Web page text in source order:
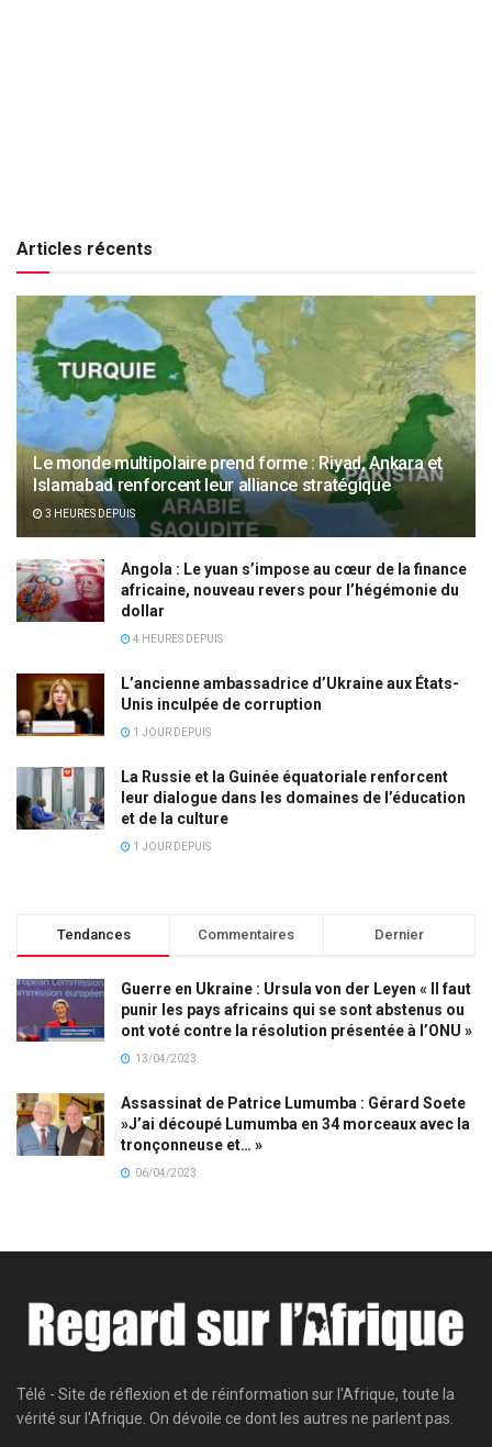
Articles récents
Le monde multipolaire prend forme : Riyad, Ankara et
Islamabad renforcent leur alliance stratégique
3 HEURES DEPUIS
Angola : Le yuan s’impose au cœur de la finance
africaine, nouveau revers pour l’hégémonie du
dollar
4 HEURES DEPUIS
L’ancienne ambassadrice d’Ukraine aux États-
Unis inculpée de corruption
1 JOUR DEPUIS
La Russie et la Guinée équatoriale renforcent
leur dialogue dans les domaines de l’éducation
et de la culture
1 JOUR DEPUIS
Tendances Commentaires Dernier
Guerre en Ukraine : Ursula von der Leyen « Il faut
punir les pays africains qui se sont abstenus ou
ont voté contre la résolution présentée à l’ONU »
13/04/2023
Assassinat de Patrice Lumumba : Gérard Soete
»J’ai découpé Lumumba en 34 morceaux avec la
tronçonneuse et… »
06/04/2023
Télé - Site de réflexion et de réinformation sur l'Afrique, toute la
vérité sur l'Afrique. On dévoile ce dont les autres ne parlent pas.